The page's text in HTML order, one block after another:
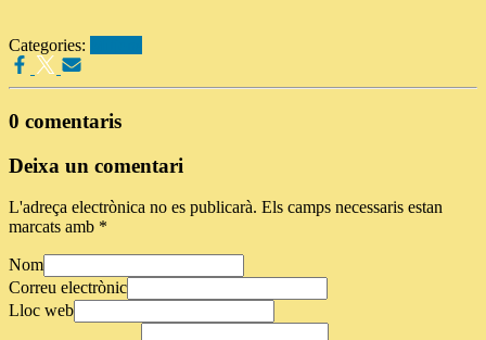
Categories:
0 comentaris
Deixa un comentari
L'adreça electrònica no es publicarà. Els camps necessaris estan
marcats amb *
Nom
Correu electrònic
Lloc web